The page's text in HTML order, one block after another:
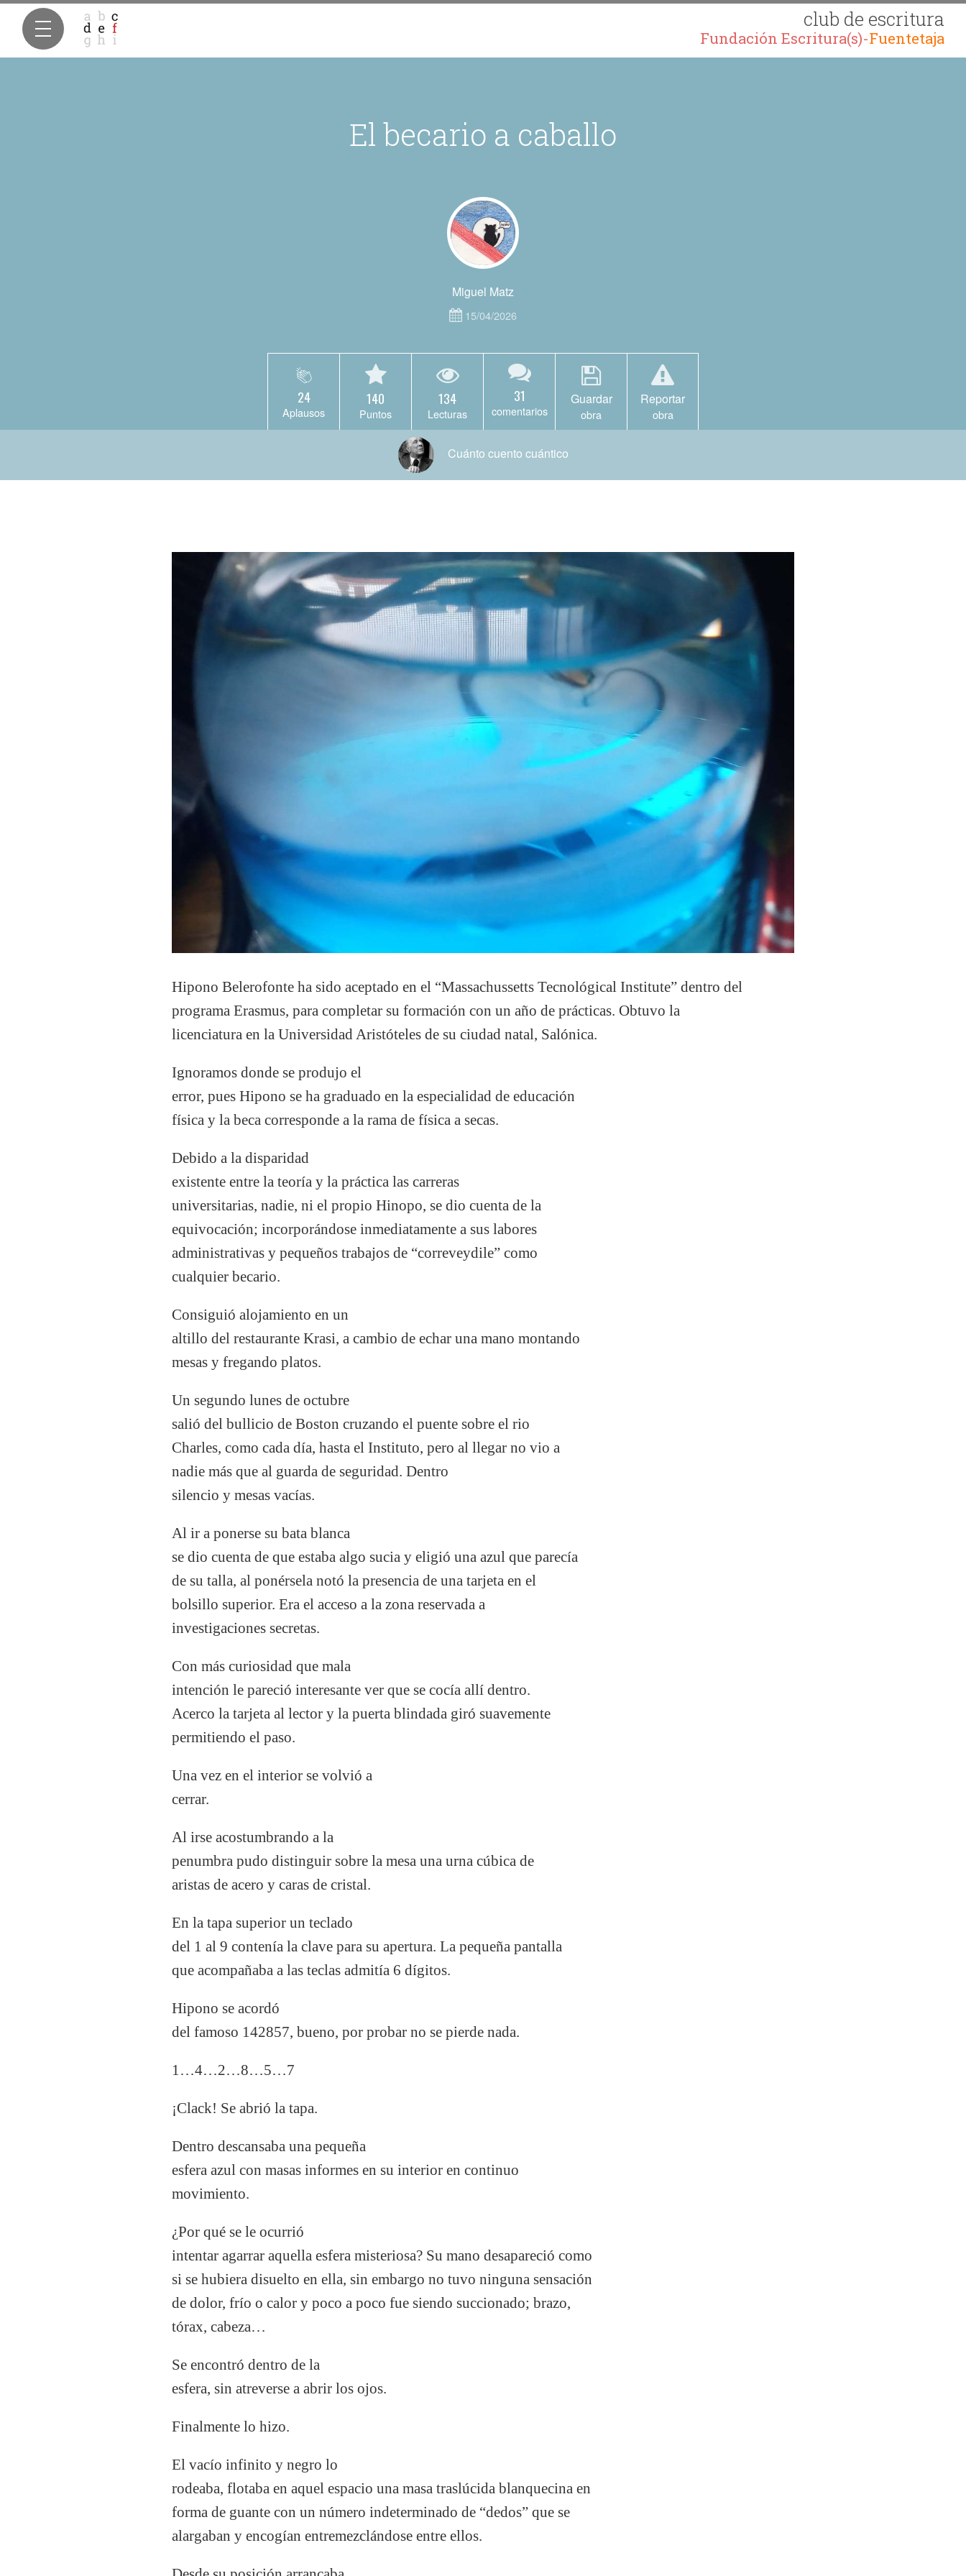
club de escritura
Fundación Escritura(s)-Fuentetaja
El becario a caballo
Miguel Matz
15/04/2026
24
Aplausos
140
Puntos
134
Lecturas
31
comentarios
Guardar
obra
Reportar
obra
Cuánto cuento cuántico
Hipono Belerofonte ha sido aceptado en el “Massachussetts Tecnológical Institute” dentro del
programa Erasmus, para completar su formación con un año de prácticas. Obtuvo la
licenciatura en la Universidad Aristóteles de su ciudad natal, Salónica.
Ignoramos donde se produjo el
error, pues Hipono se ha graduado en la especialidad de educación
física y la beca corresponde a la rama de física a secas.
Debido a la disparidad
existente entre la teoría y la práctica las carreras
universitarias, nadie, ni el propio Hinopo, se dio cuenta de la
equivocación; incorporándose inmediatamente a sus labores
administrativas y pequeños trabajos de “correveydile” como
cualquier becario.
Consiguió alojamiento en un
altillo del restaurante Krasi, a cambio de echar una mano montando
mesas y fregando platos.
Un segundo lunes de octubre
salió del bullicio de Boston cruzando el puente sobre el rio
Charles, como cada día, hasta el Instituto, pero al llegar no vio a
nadie más que al guarda de seguridad. Dentro
silencio y mesas vacías.
Al ir a ponerse su bata blanca
se dio cuenta de que estaba algo sucia y eligió una azul que parecía
de su talla, al ponérsela notó la presencia de una tarjeta en el
bolsillo superior. Era el acceso a la zona reservada a
investigaciones secretas.
Con más curiosidad que mala
intención le pareció interesante ver que se cocía allí dentro.
Acerco la tarjeta al lector y la puerta blindada giró suavemente
permitiendo el paso.
Una vez en el interior se volvió a
cerrar.
Al irse acostumbrando a la
penumbra pudo distinguir sobre la mesa una urna cúbica de
aristas de acero y caras de cristal.
En la tapa superior un teclado
del 1 al 9 contenía la clave para su apertura. La pequeña pantalla
que acompañaba a las teclas admitía 6 dígitos.
Hipono se acordó
del famoso 142857, bueno, por probar no se pierde nada.
1…4…2…8…5…7
¡Clack! Se abrió la tapa.
Dentro descansaba una pequeña
esfera azul con masas informes en su interior en continuo
movimiento.
¿Por qué se le ocurrió
intentar agarrar aquella esfera misteriosa? Su mano desapareció como
si se hubiera disuelto en ella, sin embargo no tuvo ninguna sensación
de dolor, frío o calor y poco a poco fue siendo succionado; brazo,
tórax, cabeza…
Se encontró dentro de la
esfera, sin atreverse a abrir los ojos.
Finalmente lo hizo.
El vacío infinito y negro lo
rodeaba, flotaba en aquel espacio una masa traslúcida blanquecina en
forma de guante con un número indeterminado de “dedos” que se
alargaban y encogían entremezclándose entre ellos.